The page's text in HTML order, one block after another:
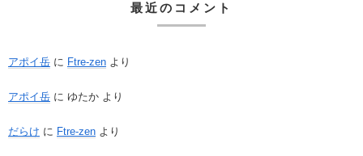
最近のコメント
アポイ岳 に Ftre-zen より
アポイ岳 に ゆたか より
だらけ に Ftre-zen より